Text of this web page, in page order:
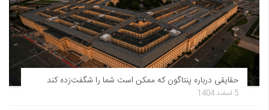
حقایقی درباره پنتاگون که ممکن است شما را شگفت‌زده کند
5 اسفند 1404